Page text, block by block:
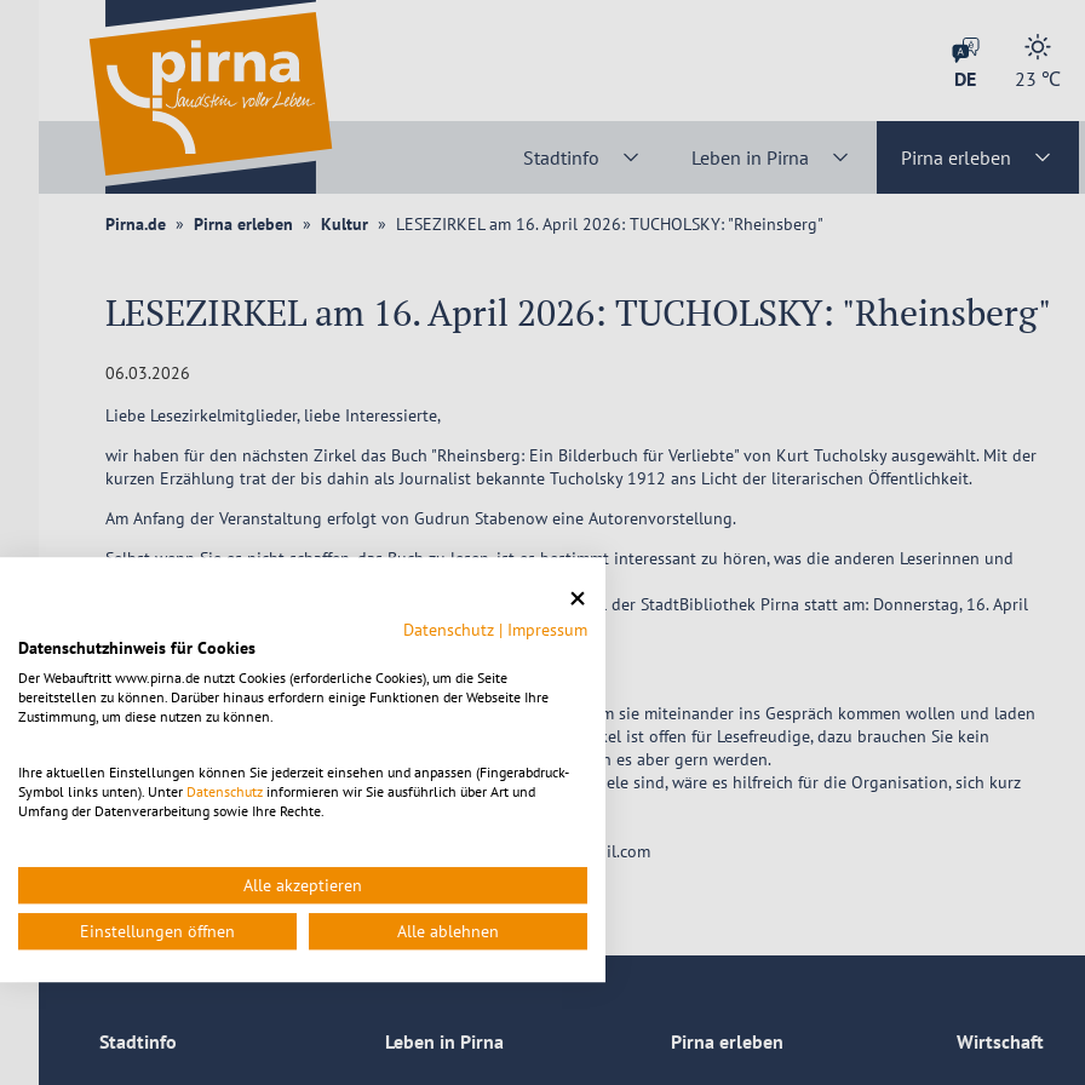
DE 23 ℃
Stadtinfo Leben in Pirna Pirna erleben
Pirna.de Pirna erleben Kultur LESEZIRKEL am 16. April 2026: TUCHOLSKY: "Rheinsberg"
LESEZIRKEL am 16. April 2026: TUCHOLSKY: "Rheinsberg"
06.03.2026
Liebe Lesezirkelmitglieder, liebe Interessierte,
wir haben für den nächsten Zirkel das Buch "Rheinsberg: Ein Bilderbuch für Verliebte" von Kurt Tucholsky ausgewählt. Mit der
kurzen Erzählung trat der bis dahin als Journalist bekannte Tucholsky 1912 ans Licht der literarischen Öffentlichkeit.
Am Anfang der Veranstaltung erfolgt von Gudrun Stabenow eine Autorenvorstellung.
Selbst wenn Sie es nicht schaffen, das Buch zu lesen, ist es bestimmt interessant zu hören, was die anderen Leserinnen und
Der lockere Lesezirkel ist offen für alle und findet im Gotischen Saal der StadtBibliothek Pirna statt am: Donnerstag, 16. April
Hintergrund zum LESEZIRKEL:
Lesezirkel-Teilnehmende wählen zum Lesezirkel ein Buch aus, zu dem sie miteinander ins Gespräch kommen wollen und laden
zur Buchbesprechung (etwa 6 bis 8 Wochen später) ein. Der Lesezirkel ist offen für Lesefreudige, dazu brauchen Sie kein
Mitglied der StadtBibliothek oder des Fördervereins zu sein, können es aber gern werden.
AUCH SPONTANE GÄSTE SIND HERZLICH WILLKOMMEN. Wenn Sie viele sind, wäre es hilfreich für die Organisation, sich kurz
anzumelden:
per E-Mail beim Förderverein: foerderverein.stadtbibliothekp@gmail.com
Zurück
Stadtinfo Leben in Pirna Pirna erleben Wirtschaft
Datenschutz | Impressum
Datenschutzhinweis für Cookies
Der Webauftritt www.pirna.de nutzt Cookies (erforderliche Cookies), um die Seite
bereitstellen zu können. Darüber hinaus erfordern einige Funktionen der Webseite Ihre
Zustimmung, um diese nutzen zu können.
Ihre aktuellen Einstellungen können Sie jederzeit einsehen und anpassen (Fingerabdruck-
Symbol links unten). Unter Datenschutz informieren wir Sie ausführlich über Art und
Umfang der Datenverarbeitung sowie Ihre Rechte.
Alle akzeptieren
Einstellungen öffnen Alle ablehnen